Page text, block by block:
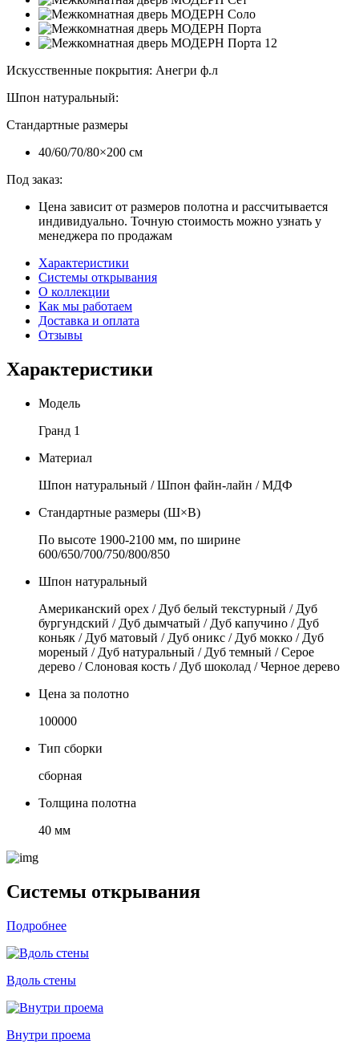
Искусственные покрытия: Анегри ф.л
Шпон натуральный:
Стандартные размеры
40/60/70/80×200 см
Под заказ:
Цена зависит от размеров полотна и рассчитывается
индивидуально. Точную стоимость можно узнать у
менеджера по продажам
Характеристики
Системы открывания
О коллекции
Как мы работаем
Доставка и оплата
Отзывы
Характеристики
Модель
Гранд 1
Материал
Шпон натуральный / Шпон файн-лайн / МДФ
Стандартные размеры (Ш×В)
По высоте 1900-2100 мм, по ширине
600/650/700/750/800/850
Шпон натуральный
Американский орех / Дуб белый текстурный / Дуб
бургундский / Дуб дымчатый / Дуб капучино / Дуб
коньяк / Дуб матовый / Дуб оникс / Дуб мокко / Дуб
мореный / Дуб натуральный / Дуб темный / Серое
дерево / Слоновая кость / Дуб шоколад / Черное дерево
Цена за полотно
100000
Тип сборки
сборная
Толщина полотна
40 мм
Системы открывания
Подробнее
Вдоль стены
Внутри проема